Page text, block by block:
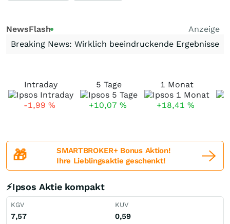
NewsFlash
Anzeige
Breaking News: Wirklich beeindruckende Ergebnisse
Intraday
-1,99 %
5 Tage
+10,07 %
1 Monat
+18,41 %
🎁
SMARTBROKER+ Bonus Aktion!
Ihre Lieblingsaktie geschenkt!
⚡Ipsos Aktie kompakt
KGV
7,57
KUV
0,59